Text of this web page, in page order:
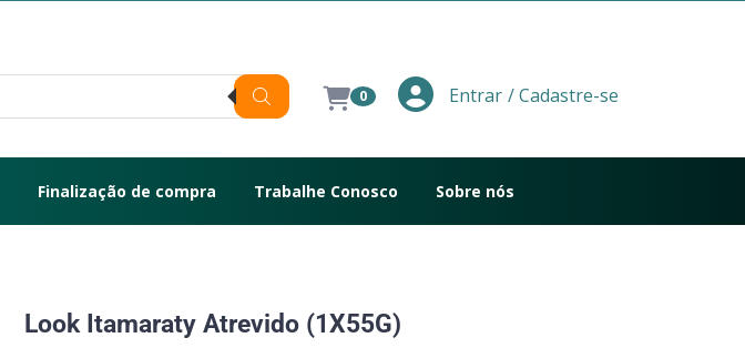
0 Entrar / Cadastre-se
Finalização de compra Trabalhe Conosco Sobre nós
Look Itamaraty Atrevido (1X55G)